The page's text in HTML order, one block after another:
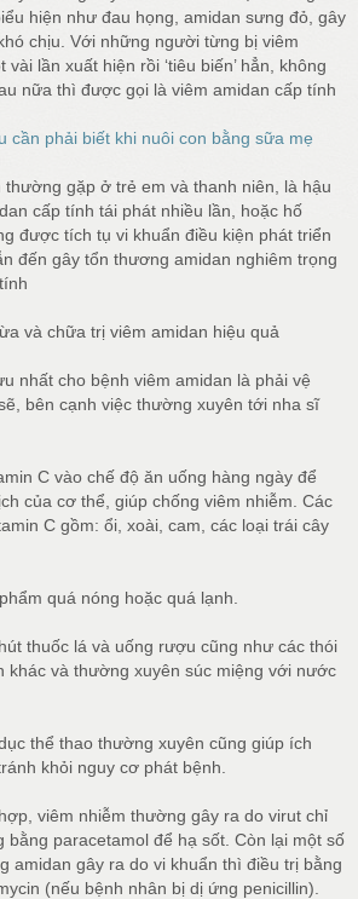
hiện như đau họng, amidan sưng đỏ, gây
chịu. Với những người từng bị viêm
lần xuất hiện rồi ‘tiêu biến’ hẳn, không
nữa thì được gọi là viêm amidan cấp tính
cần phải biết khi nuôi con bằng sữa mẹ
gặp ở trẻ em và thanh niên, là hậu
cấp tính tái phát nhiều lần, hoặc hố
được tích tụ vi khuẩn điều kiện phát triển
đến gây tổn thương amidan nghiêm trọng
và chữa trị viêm amidan hiệu quả
nhất cho bệnh viêm amidan là phải vệ
bên cạnh việc thường xuyên tới nha sĩ
C vào chế độ ăn uống hàng ngày để
của cơ thể, giúp chống viêm nhiễm. Các
C gồm: ổi, xoài, cam, các loại trái cây
quá nóng hoặc quá lạnh.
thuốc lá và uống rượu cũng như các thói
khác và thường xuyên súc miệng với nước
thể thao thường xuyên cũng giúp ích
khỏi nguy cơ phát bệnh.
viêm nhiễm thường gây ra do virut chỉ
bằng paracetamol để hạ sốt. Còn lại một số
amidan gây ra do vi khuẩn thì điều trị bằng
(nếu bệnh nhân bị dị ứng penicillin).